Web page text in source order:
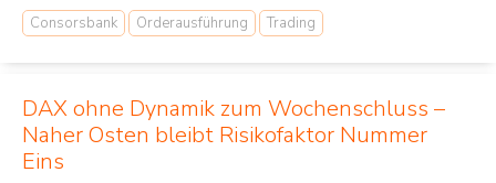
Consorsbank Orderausführung Trading
DAX ohne Dynamik zum Wochenschluss –
Naher Osten bleibt Risikofaktor Nummer
Eins